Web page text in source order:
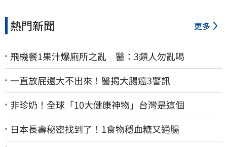
熱門新聞 更多
飛機餐1果汁爆廁所之亂 醫：3類人勿亂喝
一直放屁還大不出來！醫揭大腸癌3警訊
非珍奶！全球「10大健康神物」台灣是這個
日本長壽秘密找到了！1食物穩血糖又通腸